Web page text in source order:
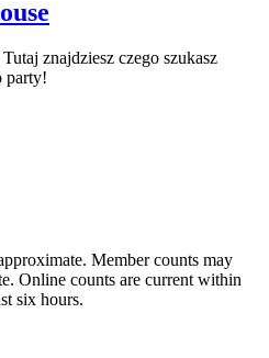
znajdziesz czego szukasz
party!
Member counts may
Online counts are current within
six hours.